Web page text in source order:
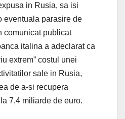
in Rusia, sa isi
eventuala parasire de
comunicat publicat
italina a adeclarat ca
extrem” costul unei
sale in Rusia,
de a-si recupera
7,4 miliarde de euro.